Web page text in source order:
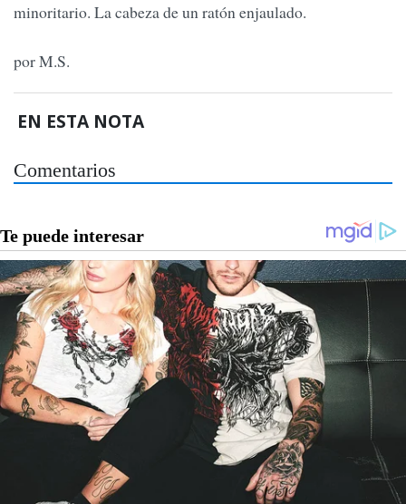
minoritario. La cabeza de un ratón enjaulado.
por M.S.
EN ESTA NOTA
Comentarios